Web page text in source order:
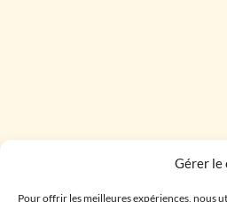
Gérer le
Pour offrir les meilleures expériences, nous